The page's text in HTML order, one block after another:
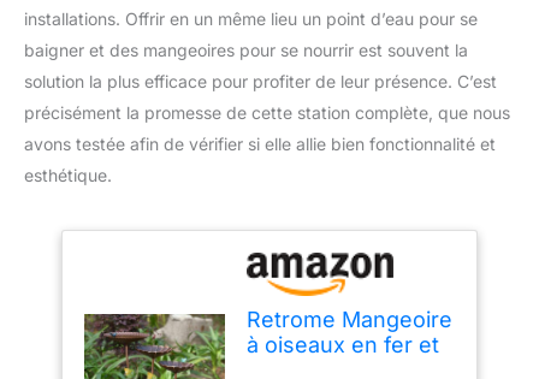
installations. Offrir en un même lieu un point d’eau pour se
baigner et des mangeoires pour se nourrir est souvent la
solution la plus efficace pour profiter de leur présence. C’est
précisément la promesse de cette station complète, que nous
avons testée afin de vérifier si elle allie bien fonctionnalité et
esthétique.
Retrome Mangeoire
à oiseaux en fer et